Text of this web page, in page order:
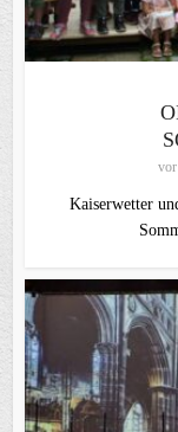
vor
Kaiserwetter